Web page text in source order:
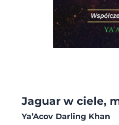
Jaguar w ciele,
Ya’Acov Darling Khan